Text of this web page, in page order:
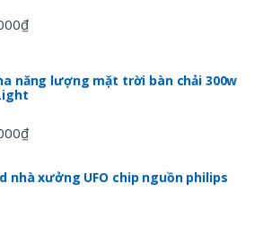
₫
năng lượng mặt trời bàn chải 300w
₫
nhà xưởng UFO chip nguồn philips